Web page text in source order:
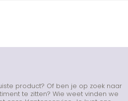
product? Of ben je op zoek naar
te zitten? Wie weet vinden we